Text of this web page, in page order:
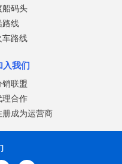
船码头
路线
车路线
入我们
销联盟
理合作
册成为运营商